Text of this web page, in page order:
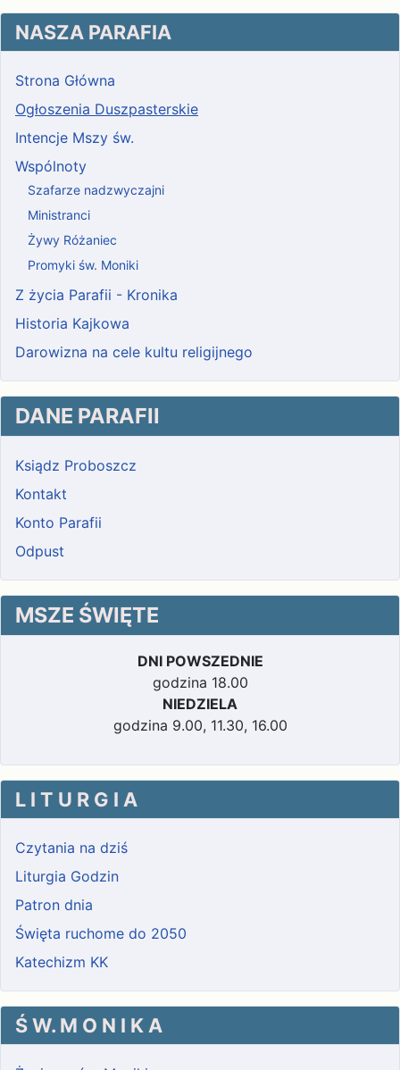
NASZA PARAFIA
Strona Główna
Ogłoszenia Duszpasterskie
Intencje Mszy św.
Wspólnoty
Szafarze nadzwyczajni
Ministranci
Żywy Różaniec
Promyki św. Moniki
Z życia Parafii - Kronika
Historia Kajkowa
Darowizna na cele kultu religijnego
DANE PARAFII
Ksiądz Proboszcz
Kontakt
Konto Parafii
Odpust
MSZE ŚWIĘTE
DNI POWSZEDNIE
godzina 18.00
NIEDZIELA
godzina 9.00, 11.30, 16.00
L I T U R G I A
Czytania na dziś
Liturgia Godzin
Patron dnia
Święta ruchome do 2050
Katechizm KK
Ś W. M O N I K A